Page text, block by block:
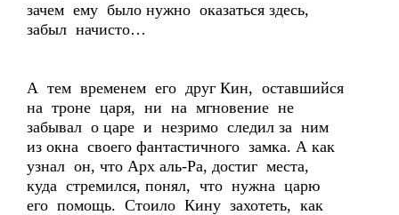
зачем ему было нужно оказаться здесь,
забыл начисто…
А тем временем его друг Кин, оставшийся
на троне царя, ни на мгновение не
забывал о царе и незримо следил за ним
из окна своего фантастичного замка. А как
узнал он, что Арх аль-Ра, достиг места,
куда стремился, понял, что нужна царю
его помощь. Стоило Кину захотеть, как